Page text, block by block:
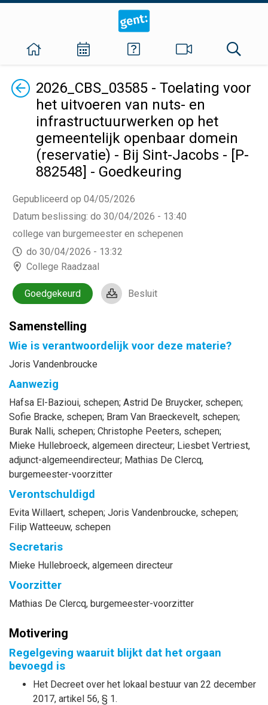
Terug2026_CBS_03585 - Toelating voor
het uitvoeren van nuts- en
infrastructuurwerken op het
gemeentelijk openbaar domein
(reservatie) - Bij Sint-Jacobs - [P-
882548] - Goedkeuring
Gepubliceerd op 04/05/2026
Datum beslissing: do 30/04/2026 - 13:40
college van burgemeester en schepenen
do 30/04/2026 - 13:32
College Raadzaal
Goedgekeurd Besluit
Samenstelling
Wie is verantwoordelijk voor deze materie?
Joris Vandenbroucke
Aanwezig
Hafsa El-Bazioui, schepen; Astrid De Bruycker, schepen;
Sofie Bracke, schepen; Bram Van Braeckevelt, schepen;
Burak Nalli, schepen; Christophe Peeters, schepen;
Mieke Hullebroeck, algemeen directeur; Liesbet Vertriest,
adjunct-algemeendirecteur; Mathias De Clercq,
burgemeester-voorzitter
Verontschuldigd
Evita Willaert, schepen; Joris Vandenbroucke, schepen;
Filip Watteeuw, schepen
Secretaris
Mieke Hullebroeck, algemeen directeur
Voorzitter
Mathias De Clercq, burgemeester-voorzitter
Motivering
Regelgeving waaruit blijkt dat het orgaan
bevoegd is
Het Decreet over het lokaal bestuur van 22 december
2017, artikel 56, § 1.